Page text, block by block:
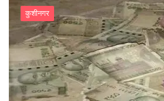
कुशीनगर